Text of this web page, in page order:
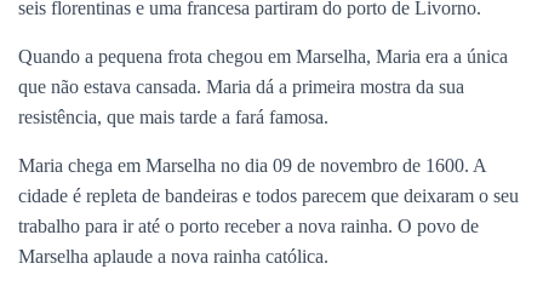
seis florentinas e uma francesa partiram do porto de Livorno.
Quando a pequena frota chegou em Marselha, Maria era a única
que não estava cansada. Maria dá a primeira mostra da sua
resistência, que mais tarde a fará famosa.
Maria chega em Marselha no dia 09 de novembro de 1600. A
cidade é repleta de bandeiras e todos parecem que deixaram o seu
trabalho para ir até o porto receber a nova rainha. O povo de
Marselha aplaude a nova rainha católica.